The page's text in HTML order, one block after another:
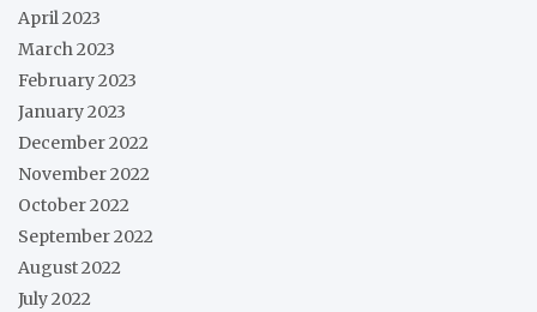
April 2023
March 2023
February 2023
January 2023
December 2022
November 2022
October 2022
September 2022
August 2022
July 2022